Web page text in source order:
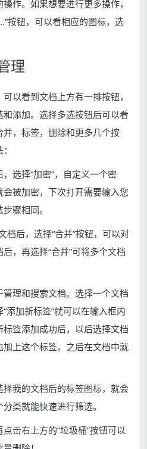
作。如果想要进行更多操作，
按钮，可以看相应的图标，选
理
以看到文档上方有一排按钮，
添加。选择多选按钮后可以看
，标签，删除和更多几个按
选择“加密”，自定义一个密
被加密，下次打开需要输入您
骤相同。
档后，选择“合并”按钮，可以对
，再选择“合并”可将多个文档
理和搜索文档。选择一个文档
添加新标签”就可以在输入框内
签添加成功后，以后选择文档
上这个标签。之后在文档中就
我的文档后的标签图标，就会
类就能快速进行筛选。
击右上方的“垃圾桶”按钮可以